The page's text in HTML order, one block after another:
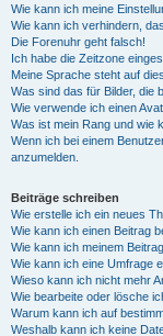
Wie kann ich meine
Wie kann ich verhindern,
Die Forenuhr geht falsch!
Ich habe die Zeitzone
Meine Sprache steht auf
Was sind das für Bilder, die
Wie verwende ich einen
Was ist mein Rang und wie
Wenn ich bei einem
anzumelden.
Beiträge schreiben
Wie erstelle ich ein neues
Wie kann ich einen Beitrag
Wie kann ich meinem
Wie kann ich eine Umfrage
Wieso kann ich nicht mehr
Wie bearbeite oder lösche
Warum kann ich auf
Weshalb kann ich keine